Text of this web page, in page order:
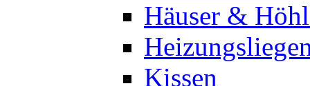
Häuser &
Kissen